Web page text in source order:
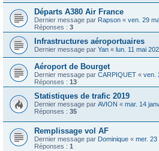
Départs A380 Air France
Dernier message par Rapson « ven. 29
Réponses : 3
Infrastructures aéroportuaires
Dernier message par Yan « lun. 11 mai
Aéroport de Bourget
Dernier message par CARPIQUET « ven.
Réponses : 13
Statistiques de trafic 2019
Dernier message par AVION « mar. 14
Réponses : 35
Remplissage vol AF
Dernier message par Dominique « mer. 23
Réponses : 1